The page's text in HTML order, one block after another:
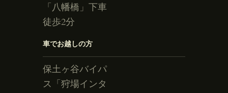
「八幡橋」下車
徒歩2分
車でお越しの方
保土ヶ谷バイパ
ス「狩場インタ